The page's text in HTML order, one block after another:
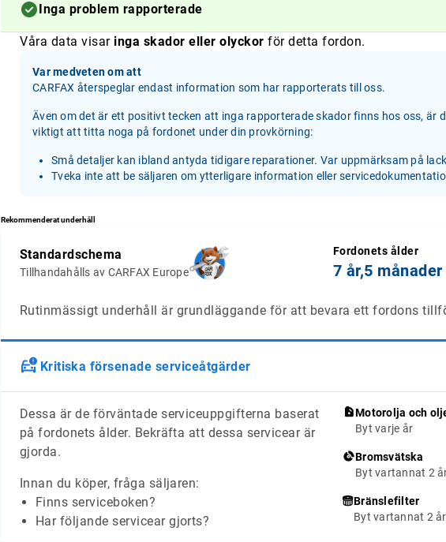
Inga problem rapporterade
Våra data visar inga skador eller olyckor för detta fordon.
Var medveten om att
CARFAX återspeglar endast information som har rapporterats till oss.
Även om det är ett positivt tecken att inga rapporterade skador finns hos oss, är
viktigt att titta noga på fordonet under din provkörning:
Små detaljer kan ibland antyda tidigare reparationer. Var uppmärksam på
Tveka inte att be säljaren om ytterligare information eller
Rekommenderat underhåll
Standardschema
Tillhandahålls av CARFAX Europe
Fordonets ålder
7 år,5 månader
Rutinmässigt underhåll är grundläggande för att bevara ett fordons
Kritiska försenade serviceåtgärder
Dessa är de förväntade serviceuppgifterna baserat
på fordonets ålder. Bekräfta att dessa servicear är
gjorda.
Innan du köper, fråga säljaren:
Finns serviceboken?
Har följande servicear gjorts?
Motorolja och
Byt varje år
Bromsvätska
Byt vartannat 2
Bränslefilter
Byt vartannat 2 år